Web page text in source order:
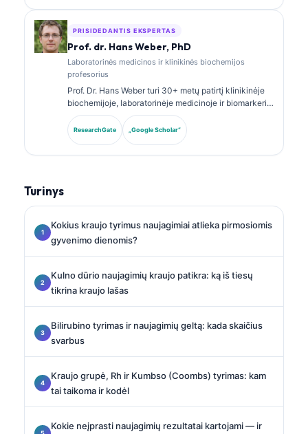
PRISIDEDANTIS EKSPERTAS
Prof. dr. Hans Weber, PhD
Laboratorinės medicinos ir klinikinės biochemijos
profesorius
Prof. Dr. Hans Weber turi 30+ metų patirtį klinikinėje
biochemijoje, laboratorinėje medicinoje ir biomarkerių
tyrimuose. Buvęs Vokietijos klinikinės chemijos
draugijos prezidentas, jis specializuojasi diagnostinių
panelių analizėje, biomarkerių standartizavime ir AI
ResearchGate „Google Scholar“
Turinys
Kokius kraujo tyrimus naujagimiai atlieka pirmosiomis
gyvenimo dienomis?
Kulno dūrio naujagimių kraujo patikra: ką iš tiesų
tikrina kraujo lašas
Bilirubino tyrimas ir naujagimių geltą: kada skaičius
svarbus
Kraujo grupė, Rh ir Kumbso (Coombs) tyrimas: kam
tai taikoma ir kodėl
Kokie neįprasti naujagimių rezultatai kartojami — ir